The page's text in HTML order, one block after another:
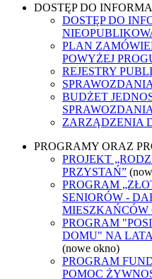
DOSTĘP DO
DOSTĘP DO
PLAN
POWYŻEJ
REJESTRY
SPRAWOZDANIA
BUDŻET
ZARZĄDZENIA
PROGRAMY ORAZ
PROJEKT
PRZYSTAŃ”
PROGRAM
SENIORÓW -
MIESZKAŃCÓW
PROGRAM
DOMU" NA LATA
(nowe okno)
PROGRAM
POMOC